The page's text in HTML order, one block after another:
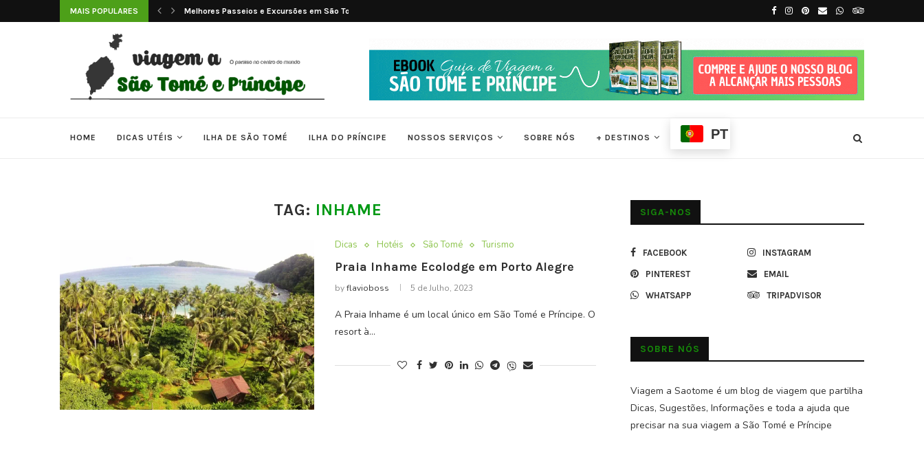
MAIS POPULARES Melhores Passeios e Excursões em São Tomé e... Tradições e Ritmos de São Tomé e
HOME DICAS UTÉIS ILHA DE SÃO TOMÉ ILHA DO PRÍNCIPE NOSSOS SERVIÇOS SOBRE NÓS + DESTINOS PT
TAG: INHAME
Dicas Hotéis São Tomé Turismo
Praia Inhame Ecolodge em Porto Alegre
byflavioboss 5 de Julho, 2023
A Praia Inhame é um local único em São Tomé e Príncipe. O
resort à…
SIGA-NOS
FACEBOOK INSTAGRAM
PINTEREST EMAIL
WHATSAPP TRIPADVISOR
SOBRE NÓS
Viagem a Saotome é um blog de viagem que partilha
Dicas, Sugestões, Informações e toda a ajuda que
precisar na sua viagem a São Tomé e Príncipe